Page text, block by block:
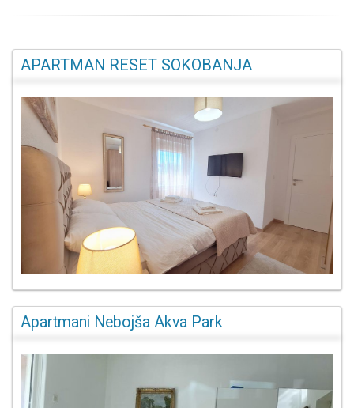
APARTMAN RESET SOKOBANJA
Apartmani Nebojša Akva Park